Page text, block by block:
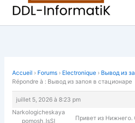
Accueil › Forums › Electronique › Вывод из
Répondre à : Вывод из запоя в стационаре
juillet 5, 2026 à 8:23 pm
Narkologicheskaya
pomosh_lsSl
Привет из